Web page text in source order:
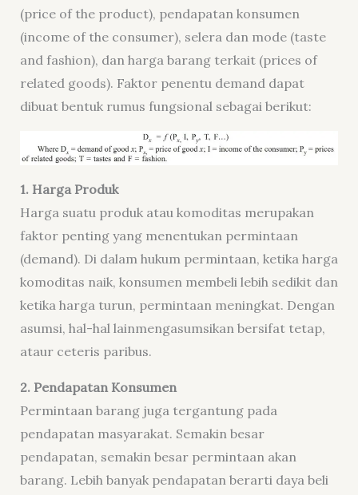
(price of the product), pendapatan konsumen
(income of the consumer), selera dan mode (taste
and fashion), dan harga barang terkait (prices of
related goods). Faktor penentu demand dapat
dibuat bentuk rumus fungsional sebagai berikut:
1. Harga Produk
Harga suatu produk atau komoditas merupakan
faktor penting yang menentukan permintaan
(demand). Di dalam hukum permintaan, ketika harga
komoditas naik, konsumen membeli lebih sedikit dan
ketika harga turun, permintaan meningkat. Dengan
asumsi, hal-hal lainmengasumsikan bersifat tetap,
ataur ceteris paribus.
2. Pendapatan Konsumen
Permintaan barang juga tergantung pada
pendapatan masyarakat. Semakin besar
pendapatan, semakin besar permintaan akan
barang. Lebih banyak pendapatan berarti daya beli